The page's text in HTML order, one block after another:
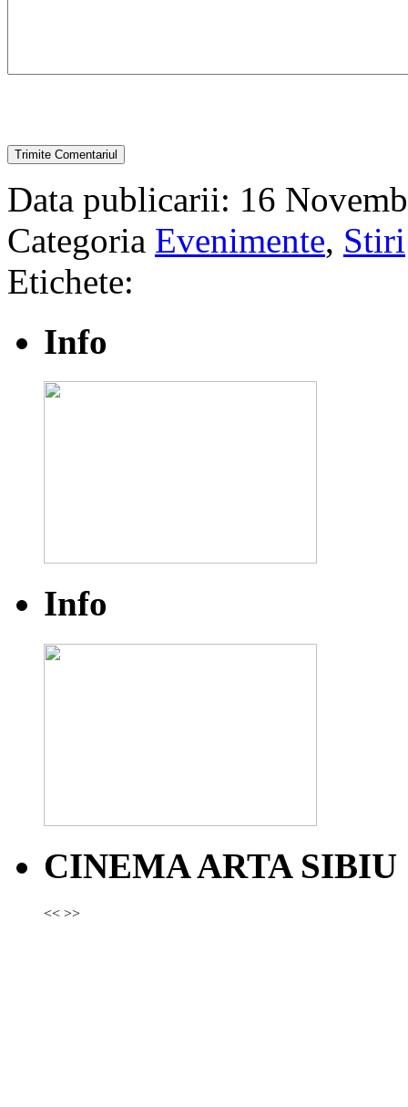
Data publicarii: 16
Categoria Evenimente, Stiri
Etichete:
Info
Info
CINEMA ARTA SIBIU
<< >>